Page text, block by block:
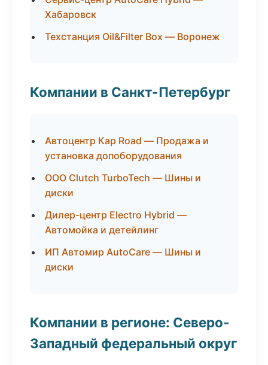
Хабаровск
Техстанция Oil&Filter Box — Воронеж
Компании в Санкт-Петербург
Автоцентр Кар Road — Продажа и
установка допоборудования
ООО Clutch TurboTech — Шины и
диски
Дилер-центр Electro Hybrid —
Автомойка и детейлинг
ИП Автомир AutoCare — Шины и
диски
Компании в регионе: Северо-
Западный федеральный округ